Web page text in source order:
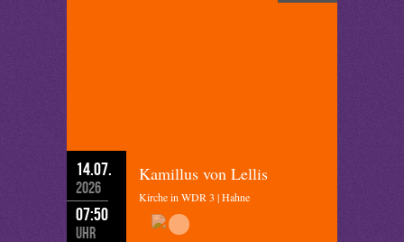
14.07.
2026
07:50
Uhr
Kamillus von Lellis
Kirche in WDR 3 | Hahne